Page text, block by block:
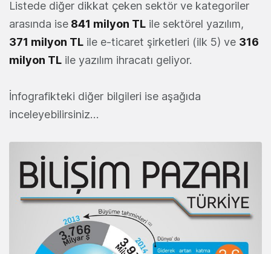
Listede diğer dikkat çeken sektör ve kategoriler
arasında ise 841 milyon TL ile sektörel yazılım,
371 milyon TL ile e-ticaret şirketleri (ilk 5) ve 316
milyon TL ile yazılım ihracatı geliyor.
İnfografikteki diğer bilgileri ise aşağıda
inceleyebilirsiniz…